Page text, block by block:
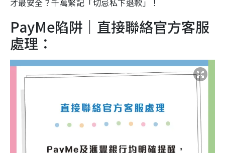
才最安全？千萬緊記「切忌私下退款」！
PayMe陷阱｜直接聯絡官方客服
處理：